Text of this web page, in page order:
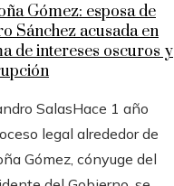
Gómez: esposa de
Sánchez acusada en
de intereses oscuros y
SalasHace 1 año
legal alrededor de
Gómez, cónyuge del